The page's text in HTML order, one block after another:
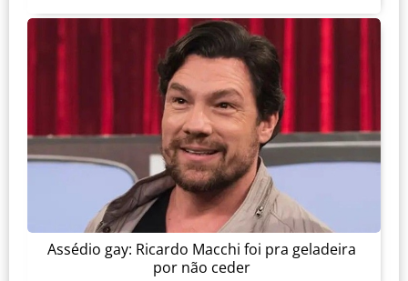
Assédio gay: Ricardo Macchi foi pra geladeira
por não ceder